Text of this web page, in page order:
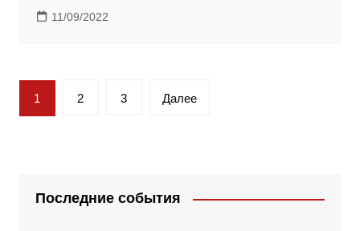
11/09/2022
Пагинация
записей
1 2 3 Далее
Последние события